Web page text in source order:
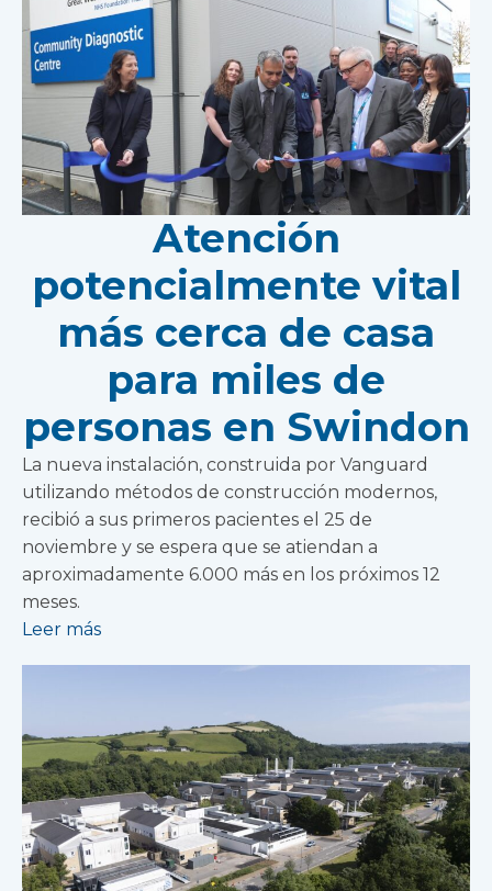
Atención
potencialmente vital
más cerca de casa
para miles de
personas en Swindon
La nueva instalación, construida por Vanguard
utilizando métodos de construcción modernos,
recibió a sus primeros pacientes el 25 de
noviembre y se espera que se atiendan a
aproximadamente 6.000 más en los próximos 12
meses.
Leer más